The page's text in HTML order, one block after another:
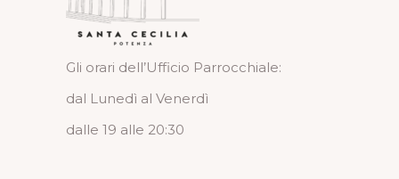
Gli orari dell’Ufficio Parrocchiale:
dal Lunedì al Venerdì
dalle 19 alle 20:30